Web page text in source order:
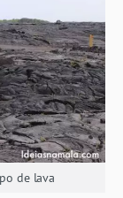
de lava